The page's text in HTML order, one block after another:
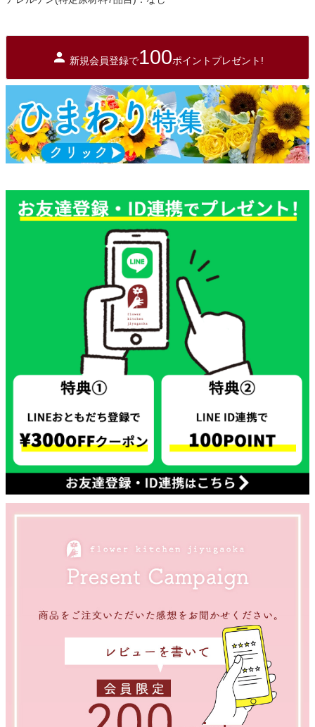
新規会員登録で100ポイントプレゼント!